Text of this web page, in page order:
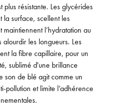
résistante. Les glycérides
la surface, scellent les
maintiennent l’hydratation au
les longueurs. Les
la fibre capillaire, pour un
sublimé d'une brillance
son de blé agit comme un
pollution et limite l’adhérence